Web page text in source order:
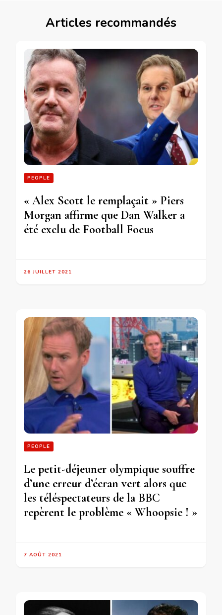
Articles recommandés
PEOPLE
« Alex Scott le remplaçait » Piers
Morgan affirme que Dan Walker a
été exclu de Football Focus
26 JUILLET 2021
PEOPLE
Le petit-déjeuner olympique souffre
d’une erreur d’écran vert alors que
les téléspectateurs de la BBC
repèrent le problème « Whoopsie ! »
7 AOÛT 2021